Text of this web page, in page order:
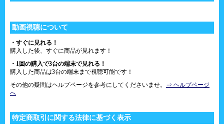
動画視聴について
・すぐに見れる！
購入した後、すぐに商品が見れます！
・1回の購入で3台の端末で見れる！
購入した商品は3台の端末まで視聴可能です！
その他の疑問はヘルプページを参考にしてくださいませ。 ⇒ ヘルプページ
へ
特定商取引に関する法律に基づく表示